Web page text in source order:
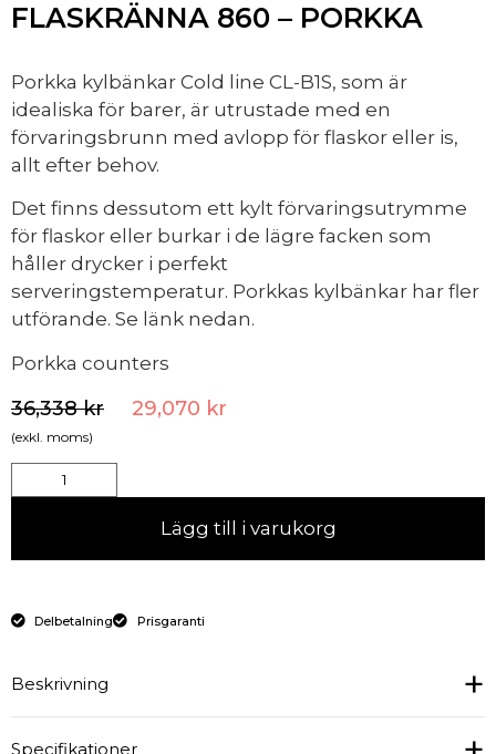
FLASKRÄNNA 860 – PORKKA
Porkka kylbänkar Cold line CL-B1S, som är
idealiska för barer, är utrustade med en
förvaringsbrunn med avlopp för flaskor eller is,
allt efter behov.
Det finns dessutom ett kylt förvaringsutrymme
för flaskor eller burkar i de lägre facken som
håller drycker i perfekt
serveringstemperatur. Porkkas kylbänkar har fler
utförande. Se länk nedan.
Porkka counters
36,338kr 29,070 kr
(exkl. moms)
Lägg till i varukorg
Delbetalning Prisgaranti
Beskrivning
Specifikationer